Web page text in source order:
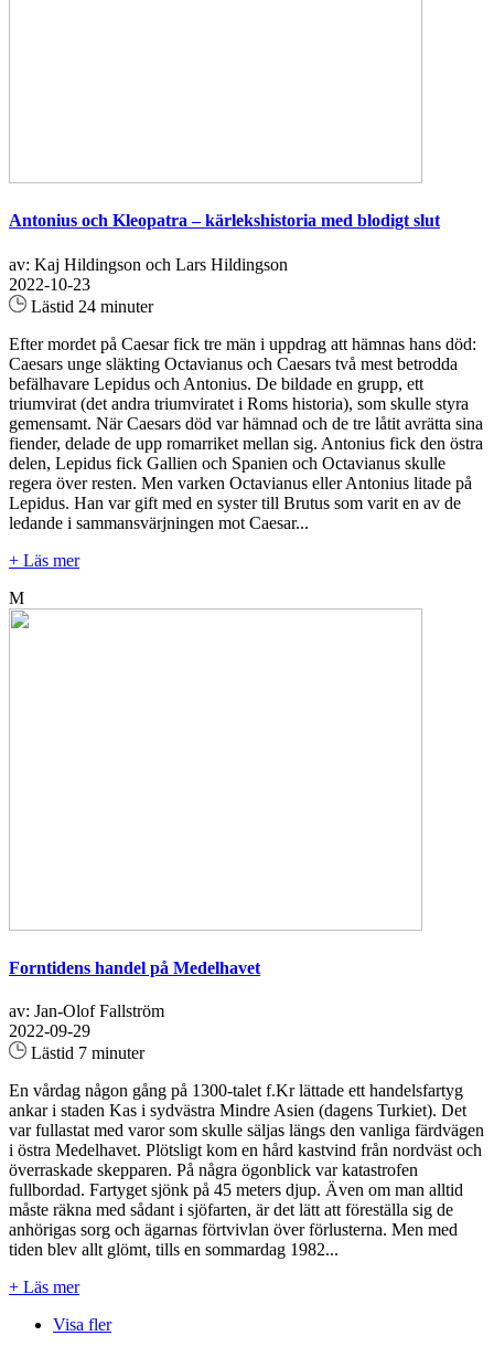
Antonius och Kleopatra – kärlekshistoria med blodigt slut
av: Kaj Hildingson och Lars Hildingson
2022-10-23
Lästid 24 minuter
Efter mordet på Caesar fick tre män i uppdrag att hämnas hans död:
Caesars unge släkting Octavianus och Caesars två mest betrodda
befälhavare Lepidus och Antonius. De bildade en grupp, ett
triumvirat (det andra triumviratet i Roms historia), som skulle styra
gemensamt. När Caesars död var hämnad och de tre låtit avrätta sina
fiender, delade de upp romarriket mellan sig. Antonius fick den östra
delen, Lepidus fick Gallien och Spanien och Octavianus skulle
regera över resten. Men varken Octavianus eller Antonius litade på
Lepidus. Han var gift med en syster till Brutus som varit en av de
ledande i sammansvärjningen mot Caesar...
+ Läs mer
M
Forntidens handel på Medelhavet
av: Jan-Olof Fallström
2022-09-29
Lästid 7 minuter
En vårdag någon gång på 1300-talet f.Kr lättade ett handelsfartyg
ankar i staden Kas i sydvästra Mindre Asien (dagens Turkiet). Det
var fullastat med varor som skulle säljas längs den vanliga färdvägen
i östra Medelhavet. Plötsligt kom en hård kastvind från nordväst och
överraskade skepparen. På några ögonblick var katastrofen
fullbordad. Fartyget sjönk på 45 meters djup. Även om man alltid
måste räkna med sådant i sjöfarten, är det lätt att föreställa sig de
anhörigas sorg och ägarnas förtvivlan över förlusterna. Men med
tiden blev allt glömt, tills en sommardag 1982...
+ Läs mer
Visa fler